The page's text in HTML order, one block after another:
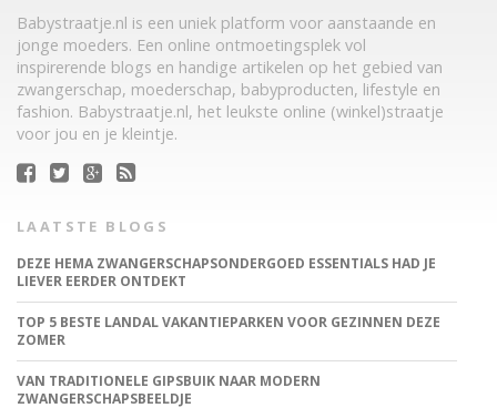
Babystraatje.nl is een uniek platform voor aanstaande en
jonge moeders. Een online ontmoetingsplek vol
inspirerende blogs en handige artikelen op het gebied van
zwangerschap, moederschap, babyproducten, lifestyle en
fashion. Babystraatje.nl, het leukste online (winkel)straatje
voor jou en je kleintje.
LAATSTE BLOGS
DEZE HEMA ZWANGERSCHAPSONDERGOED ESSENTIALS HAD JE
LIEVER EERDER ONTDEKT
TOP 5 BESTE LANDAL VAKANTIEPARKEN VOOR GEZINNEN DEZE
ZOMER
VAN TRADITIONELE GIPSBUIK NAAR MODERN
ZWANGERSCHAPSBEELDJE